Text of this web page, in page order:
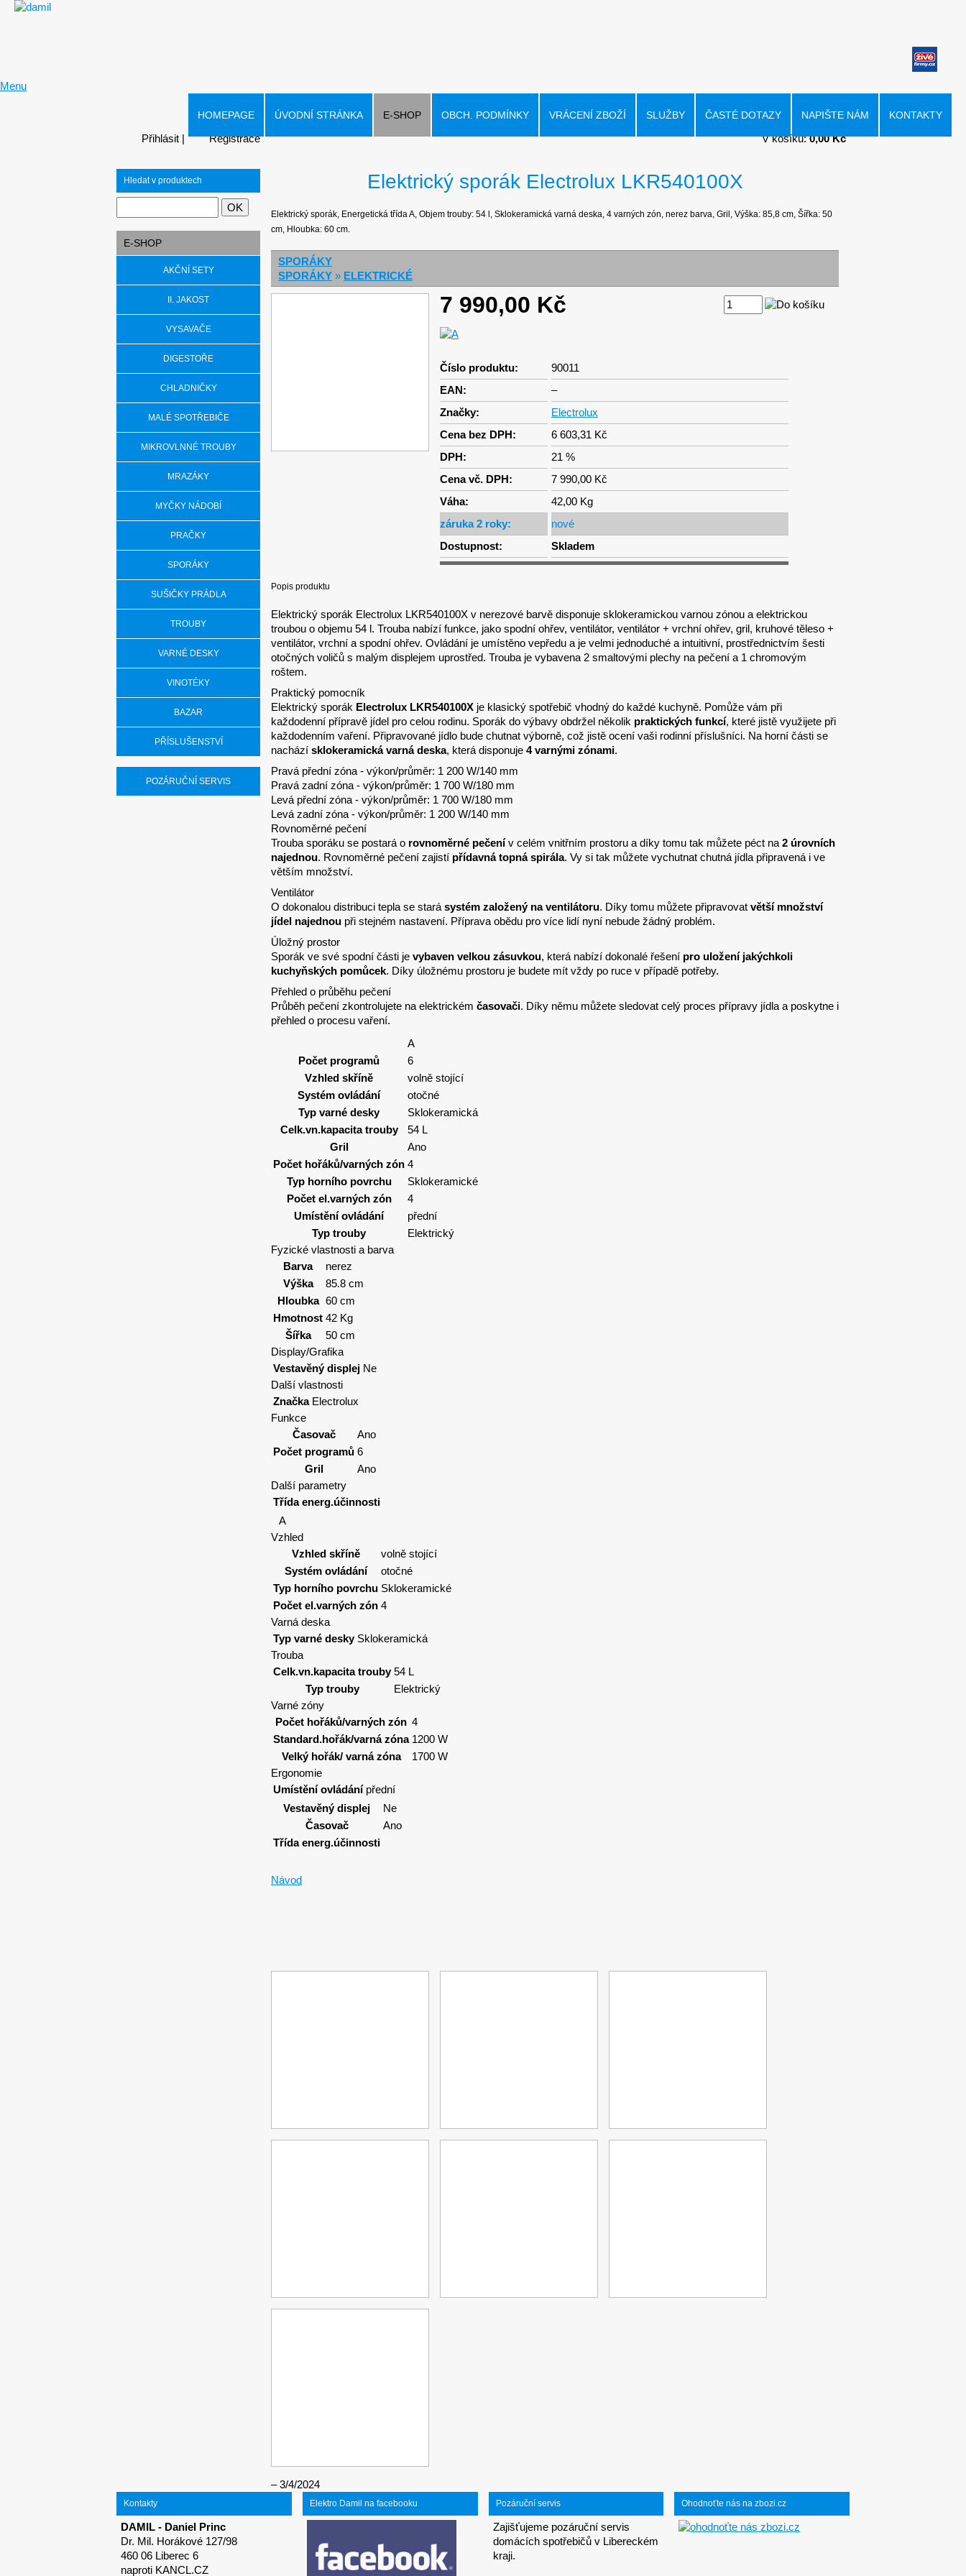
Menu
HOMEPAGE ÚVODNÍ STRÁNKA E-SHOP OBCH. PODMÍNKY VRÁCENÍ ZBOŽÍ SLUŽBY ČASTÉ DOTAZY NAPIŠTE NÁM KONTAKTY
Přihlásit | Registrace V košíku: 0,00 Kč
Elektrický sporák Electrolux LKR540100X
Elektrický sporák, Energetická třída A, Objem trouby: 54 l, Sklokeramická varná deska, 4 varných zón, nerez barva, Gril, Výška: 85,8 cm, Šířka: 50
cm, Hloubka: 60 cm.
SPORÁKY
SPORÁKY » ELEKTRICKÉ
7 990,00 Kč
Číslo produktu:
90011
EAN:
–
Značky:
Electrolux
Cena bez DPH:
6 603,31 Kč
DPH:
21 %
Cena vč. DPH:
7 990,00 Kč
Váha:
42,00 Kg
záruka 2 roky:
nové
Dostupnost:
Skladem
Popis produktu
Elektrický sporák Electrolux LKR540100X v nerezové barvě disponuje sklokeramickou varnou zónou a elektrickou
troubou o objemu 54 l. Trouba nabízí funkce, jako spodní ohřev, ventilátor, ventilátor + vrchní ohřev, gril, kruhové těleso +
ventilátor, vrchní a spodní ohřev. Ovládání je umístěno vepředu a je velmi jednoduché a intuitivní, prostřednictvím šesti
otočných voličů s malým displejem uprostřed. Trouba je vybavena 2 smaltovými plechy na pečení a 1 chromovým
roštem.
Praktický pomocník
Elektrický sporák Electrolux LKR540100X je klasický spotřebič vhodný do každé kuchyně. Pomůže vám při
každodenní přípravě jídel pro celou rodinu. Sporák do výbavy obdržel několik praktických funkcí, které jistě využijete při
každodenním vaření. Připravované jídlo bude chutnat výborně, což jistě ocení vaši rodinní příslušníci. Na horní části se
nachází sklokeramická varná deska, která disponuje 4 varnými zónami.
Pravá přední zóna - výkon/průměr: 1 200 W/140 mm
Pravá zadní zóna - výkon/průměr: 1 700 W/180 mm
Levá přední zóna - výkon/průměr: 1 700 W/180 mm
Levá zadní zóna - výkon/průměr: 1 200 W/140 mm
Rovnoměrné pečení
Trouba sporáku se postará o rovnoměrné pečenív celém vnitřním prostoru a díky tomu tak můžete péct na 2 úrovních
najednou. Rovnoměrné pečení zajistí přídavná topná spirála. Vy si tak můžete vychutnat chutná jídla připravená i ve
větším množství.
Ventilátor
O dokonalou distribuci tepla se stará systém založený na ventilátoru. Díky tomu můžete připravovat větší množství
jídel najednou při stejném nastavení. Příprava obědu pro více lidí nyní nebude žádný problém.
Úložný prostor
Sporák ve své spodní části je vybaven velkou zásuvkou, která nabízí dokonalé řešení pro uložení jakýchkoli
kuchyňských pomůcek. Díky úložnému prostoru je budete mít vždy po ruce v případě potřeby.
Přehled o průběhu pečení
Průběh pečení zkontrolujete na elektrickém časovači. Díky němu můžete sledovat celý proces přípravy jídla a poskytne i
přehled o procesu vaření.
A
Počet programů
6
Vzhled skříně
volně stojící
Systém ovládání
otočné
Typ varné desky
Sklokeramická
Celk.vn.kapacita trouby
54 L
Gril
Ano
Počet hořáků/varných zón 4
Typ horního povrchu
Sklokeramické
Počet el.varných zón
4
Umístění ovládání
přední
Typ trouby
Elektrický
Fyzické vlastnosti a barva
Barva
nerez
Výška
85.8 cm
Hloubka 60 cm
Hmotnost 42 Kg
Šířka
50 cm
Display/Grafika
Vestavěný displej Ne
Další vlastnosti
Značka Electrolux
Funkce
Časovač
Ano
Počet programů 6
Gril
Ano
Další parametry
Třída energ.účinnosti
A
Vzhled
Vzhled skříně
volně stojící
Systém ovládání
otočné
Typ horního povrchu Sklokeramické
Počet el.varných zón 4
Varná deska
Typ varné desky Sklokeramická
Trouba
Celk.vn.kapacita trouby 54 L
Typ trouby
Elektrický
Varné zóny
Počet hořáků/varných zón 4
Standard.hořák/varná zóna 1200 W
Velký hořák/ varná zóna
1700 W
Ergonomie
Umístění ovládání přední
Vestavěný displej
Ne
Časovač
Ano
Třída energ.účinnosti
Návod
3/4/2024
Hledat v produktech
E-SHOP
AKČNÍ SETY
II. JAKOST
VYSAVAČE
DIGESTOŘE
CHLADNIČKY
MALÉ SPOTŘEBIČE
MIKROVLNNÉ TROUBY
MRAZÁKY
MYČKY NÁDOBÍ
PRAČKY
SPORÁKY
SUŠIČKY PRÁDLA
TROUBY
VARNÉ DESKY
VINOTÉKY
BAZAR
PŘÍSLUŠENSTVÍ
POZÁRUČNÍ SERVIS
Kontakty
DAMIL - Daniel Princ
Dr. Mil. Horákové 127/98
460 06 Liberec 6
naproti KANCL.CZ
Elektro Damil na facebooku Pozáruční servis
Zajišťujeme pozáruční servis
domácích spotřebičů v Libereckém
kraji.
Ohodnoťte nás na zbozi.cz